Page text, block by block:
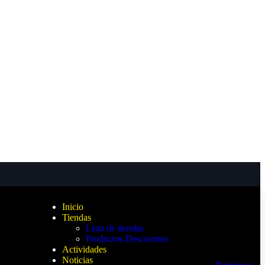
Inicio
Tiendas
Lista de tiendas
Productos Descuentos
Actividades
Noticias